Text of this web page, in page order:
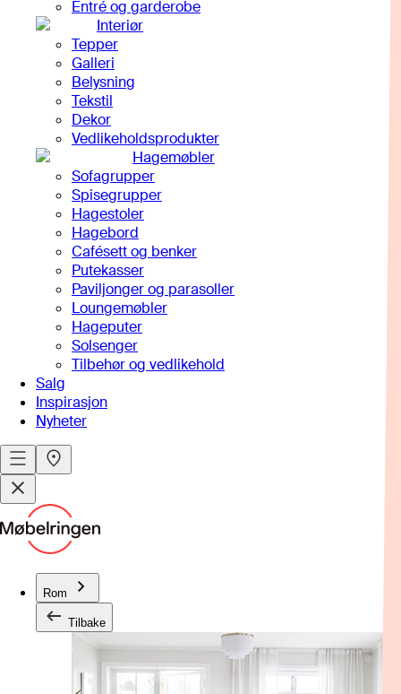
Entré og garderobe
Interiør
Tepper
Galleri
Belysning
Tekstil
Dekor
Vedlikeholdsprodukter
Hagemøbler
Sofagrupper
Spisegrupper
Hagestoler
Hagebord
Cafésett og benker
Putekasser
Paviljonger og parasoller
Loungemøbler
Hageputer
Solsenger
Tilbehør og vedlikehold
Salg
Inspirasjon
Nyheter
Rom
Tilbake